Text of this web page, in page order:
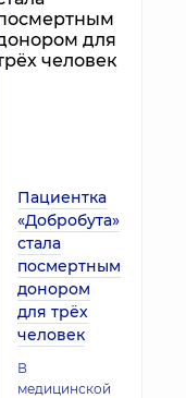
Пациентка
«Добробута»
стала
посмертным
донором
для трёх
человек
В
медицинской